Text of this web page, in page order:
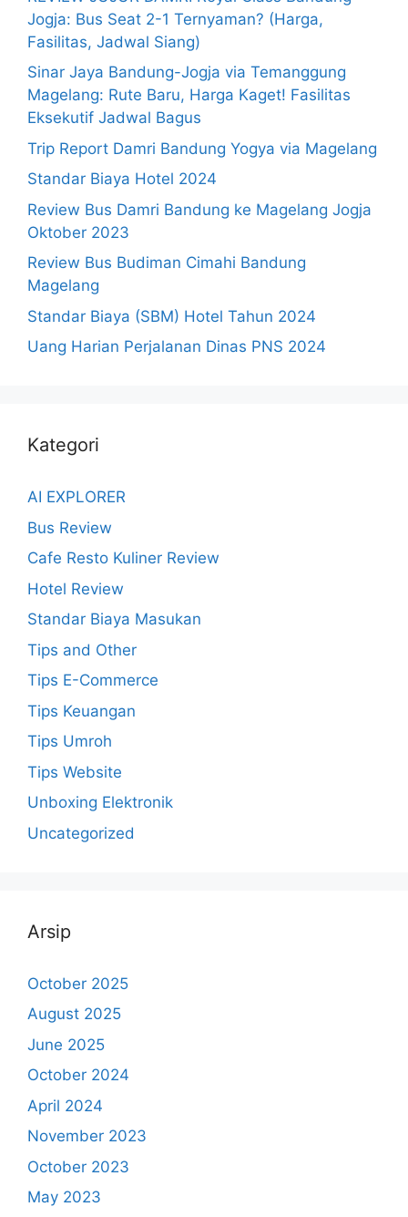
Jogja: Bus Seat 2-1 Ternyaman? (Harga,
Fasilitas, Jadwal Siang)
Sinar Jaya Bandung-Jogja via Temanggung
Magelang: Rute Baru, Harga Kaget! Fasilitas
Eksekutif Jadwal Bagus
Trip Report Damri Bandung Yogya via Magelang
Standar Biaya Hotel 2024
Review Bus Damri Bandung ke Magelang Jogja
Oktober 2023
Review Bus Budiman Cimahi Bandung
Magelang
Standar Biaya (SBM) Hotel Tahun 2024
Uang Harian Perjalanan Dinas PNS 2024
Kategori
AI EXPLORER
Bus Review
Cafe Resto Kuliner Review
Hotel Review
Standar Biaya Masukan
Tips and Other
Tips E-Commerce
Tips Keuangan
Tips Umroh
Tips Website
Unboxing Elektronik
Uncategorized
Arsip
October 2025
August 2025
June 2025
October 2024
April 2024
November 2023
October 2023
May 2023